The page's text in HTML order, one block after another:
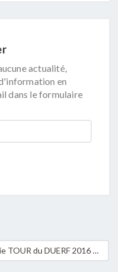
actualité,
en
dans le formulaire
Die TOUR du DUERF 2016 – ein außergewöhnlicher Jahrgang!